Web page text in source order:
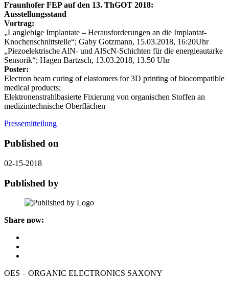
Fraunhofer FEP auf den 13. ThGOT 2018:
Ausstellungsstand
Vortrag:
„Langlebige Implantate – Herausforderungen an die Implantat-
Knochenschnittstelle“; Gaby Gotzmann, 15.03.2018, 16:20Uhr
„Piezoelektrische AlN- und AlScN-Schichten für die energieautarke
Sensorik“; Hagen Bartzsch, 13.03.2018, 13.50 Uhr
Poster:
Electron beam curing of elastomers for 3D printing of biocompatible
medical products;
Elektronenstrahlbasierte Fixierung von organischen Stoffen an
medizintechnische Oberflächen
Pressemitteilung
Published on
02-15-2018
Published by
Share now:
OES – ORGANIC ELECTRONICS SAXONY